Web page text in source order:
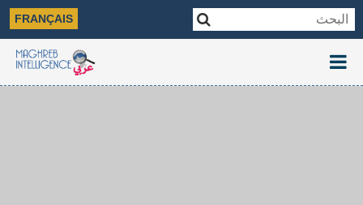
FRANÇAIS